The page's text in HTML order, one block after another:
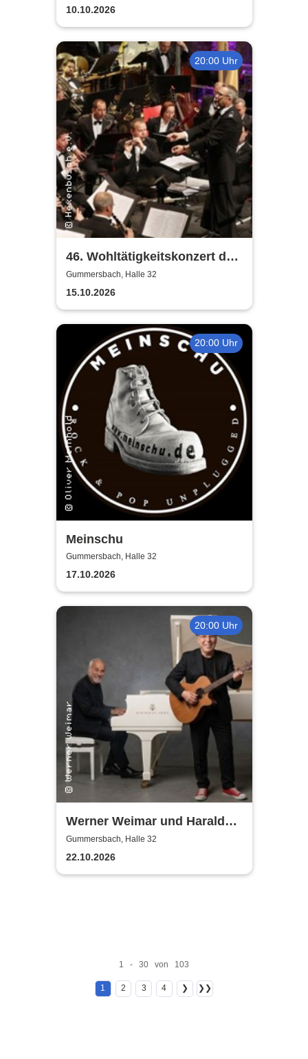
Jubiläum
10.10.2026
20:00 Uhr
46. Wohltätigkeitskonzert des
Musikkorps der Bundeswehr
Gummersbach, Halle 32
15.10.2026
20:00 Uhr
Meinschu
Gummersbach, Halle 32
17.10.2026
20:00 Uhr
Werner Weimar und Harald
Horn
Gummersbach, Halle 32
22.10.2026
1 - 30 von 103
1 2 3 4 ❯ ❯❯